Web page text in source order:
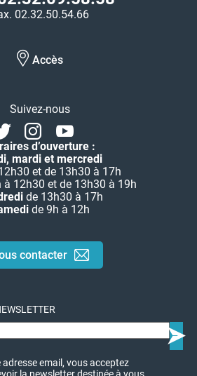
02.32.50.54.66
Accès
Suivez-nous
InstagramYoutube
d’ouverture :
mardi et mercredi
et de 13h30 à 17h
à 12h30 et de 13h30 à 19h
de 13h30 à 17h
de 9h à 12h
contacter
email, vous acceptez
la newsletter destinée à vous